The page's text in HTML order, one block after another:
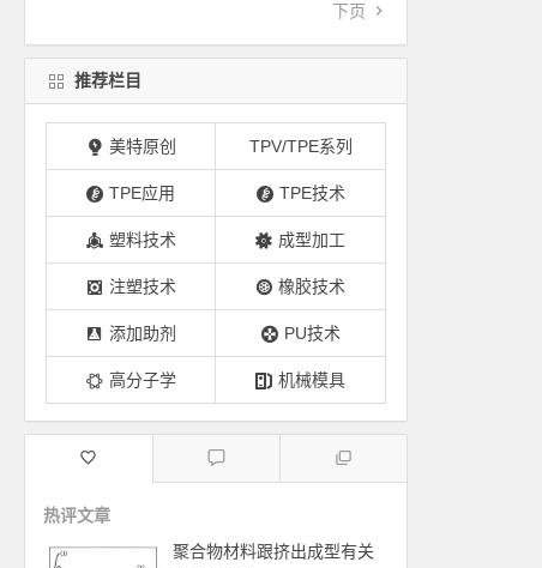
下页
推荐栏目
美特原创 TPV/TPE系列
TPE应用 TPE技术
塑料技术 成型加工
注塑技术 橡胶技术
添加助剂 PU技术
高分子学 机械模具
热评文章
聚合物材料跟挤出成型有关